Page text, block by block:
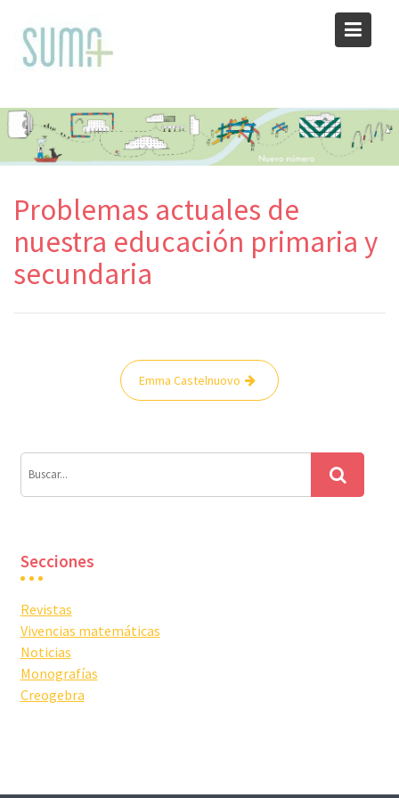
content
Problemas actuales de
nuestra educación primaria y
secundaria
Navegación
Emma Castelnuovo
Secciones
Revistas
Vivencias matemáticas
Noticias
Monografías
Creogebra